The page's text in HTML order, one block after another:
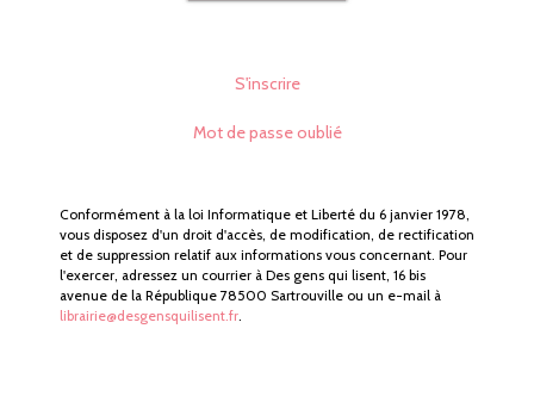
S'inscrire
Mot de passe oublié
Conformément à la loi Informatique et Liberté du 6 janvier 1978,
vous disposez d'un droit d'accès, de modification, de rectification
et de suppression relatif aux informations vous concernant. Pour
l'exercer, adressez un courrier à Des gens qui lisent, 16 bis
avenue de la République 78500 Sartrouville ou un e-mail à
librairie@desgensquilisent.fr